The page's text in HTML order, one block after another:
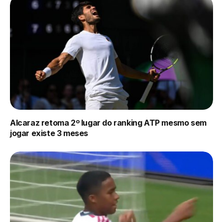
Alcaraz retoma 2º lugar do ranking ATP mesmo sem
jogar existe 3 meses